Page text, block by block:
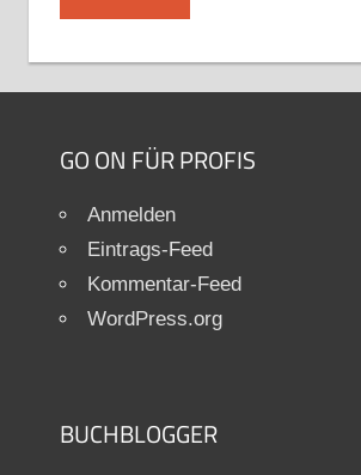
GO ON FÜR PROFIS
Anmelden
Eintrags-Feed
Kommentar-Feed
WordPress.org
BUCHBLOGGER